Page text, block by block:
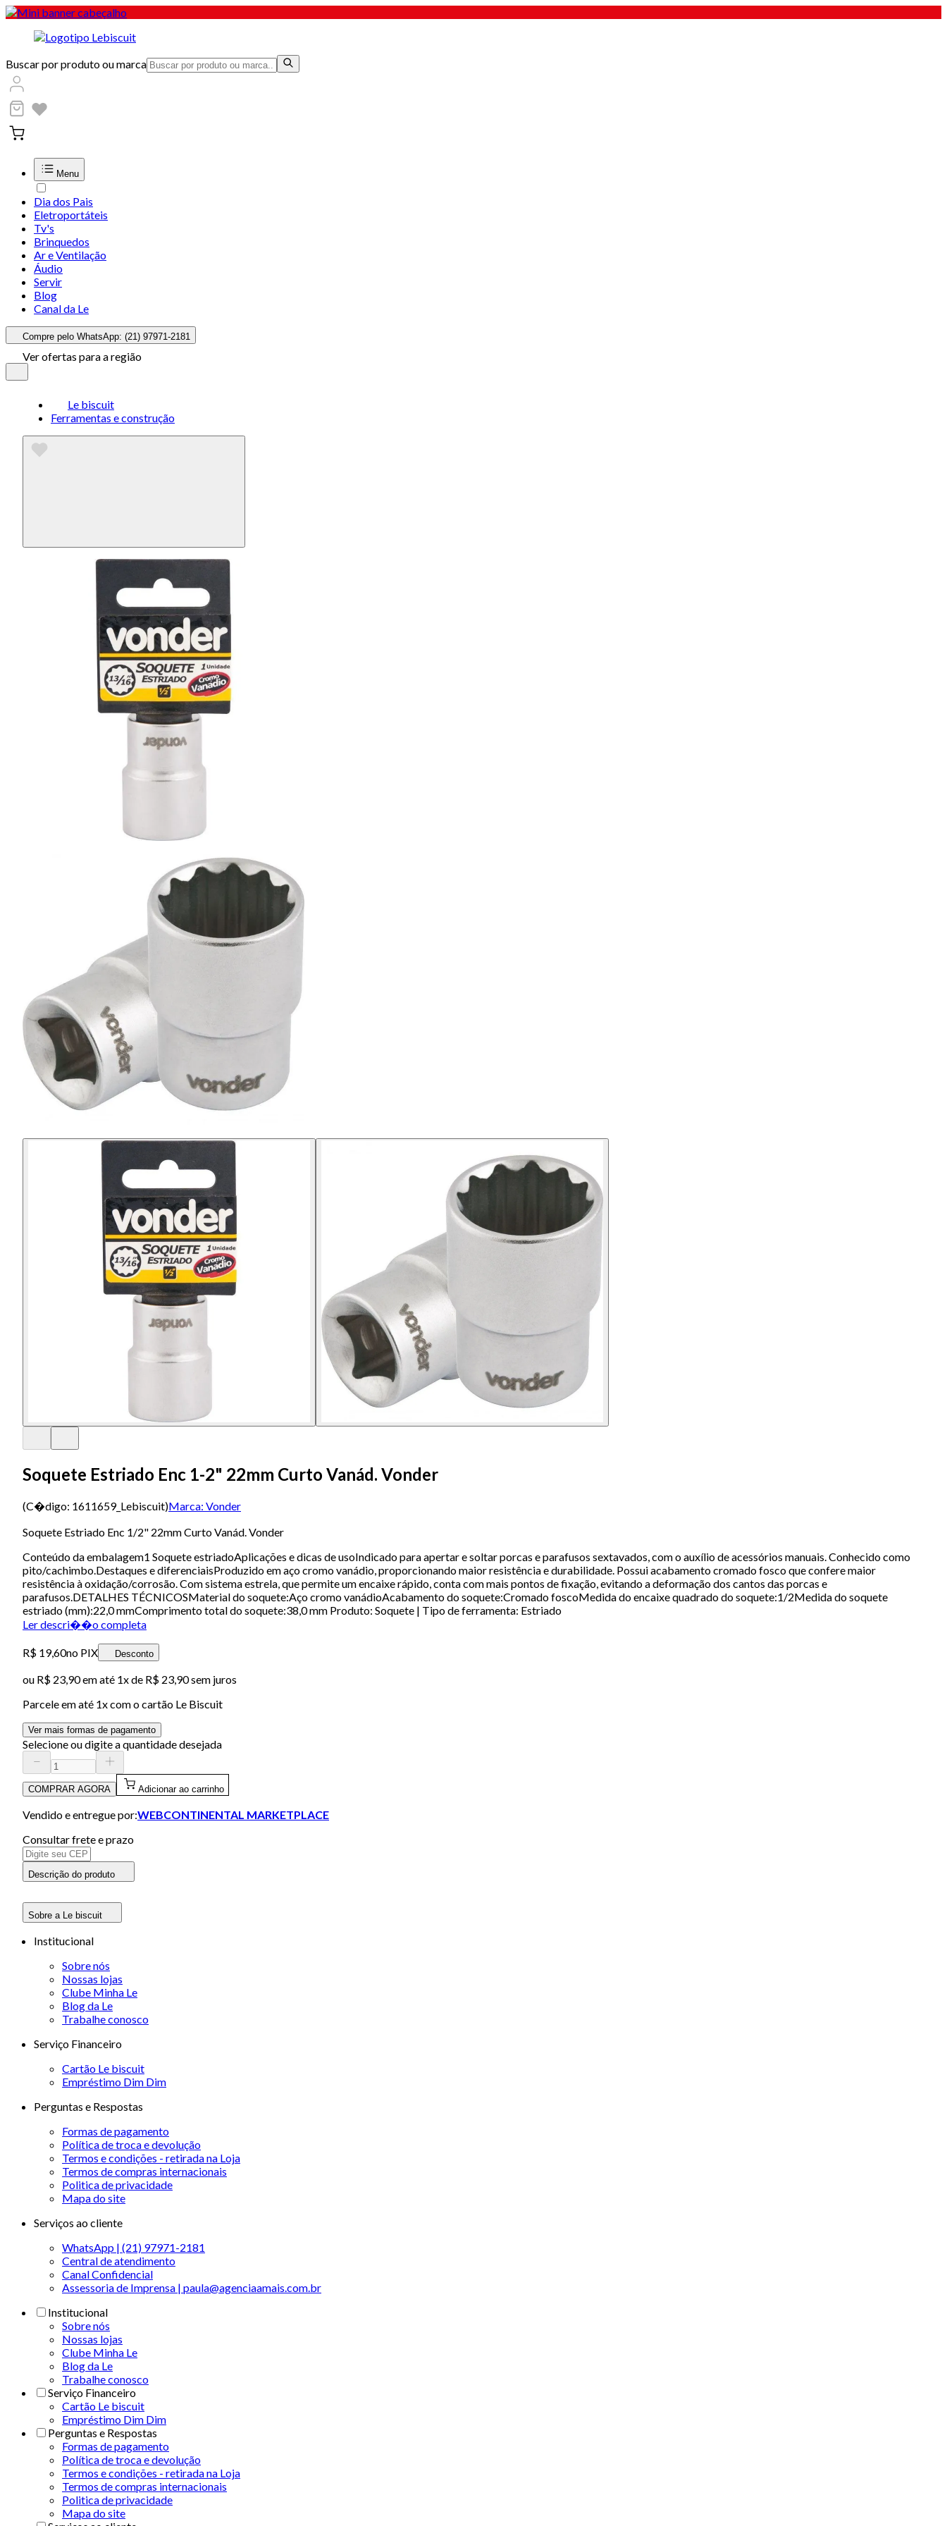
Buscar por produto ou marca
Menu
Dia dos Pais
Eletroportáteis
Tv's
Brinquedos
Ar e Ventilação
Áudio
Servir
Blog
Canal da Le
Compre pelo WhatsApp: (21) 97971-2181
Ver ofertas para a região
Le biscuit
Ferramentas e construção
Soquete Estriado Enc 1-2" 22mm Curto Vanád. Vonder
(C�digo: 1611659_Lebiscuit)Marca: Vonder
Soquete Estriado Enc 1/2" 22mm Curto Vanád. Vonder
Conteúdo da embalagem1 Soquete estriadoAplicações e dicas de usoIndicado para apertar e soltar porcas e parafusos sextavados, com o auxílio de acessórios manuais. Conhecido como
pito/cachimbo.Destaques e diferenciaisProduzido em aço cromo vanádio, proporcionando maior resistência e durabilidade. Possui acabamento cromado fosco que confere maior
resistência à oxidação/corrosão. Com sistema estrela, que permite um encaixe rápido, conta com mais pontos de fixação, evitando a deformação dos cantos das porcas e
parafusos.DETALHES TÉCNICOSMaterial do soquete:Aço cromo vanádioAcabamento do soquete:Cromado foscoMedida do encaixe quadrado do soquete:1/2Medida do soquete
estriado (mm):22,0 mmComprimento total do soquete:38,0 mm Produto: Soquete | Tipo de ferramenta: Estriado
Ler descri��o completa
R$ 19,60no PIX Desconto
ou R$ 23,90em até 1x de R$ 23,90sem juros
Parcele em até 1x com o cartão Le Biscuit
Ver mais formas de pagamento
Selecione ou digite a quantidade desejada
COMPRAR AGORA Adicionar ao carrinho
Vendido e entregue por:WEBCONTINENTAL MARKETPLACE
Consultar frete e prazo
Descrição do produto
Sobre a Le biscuit
Institucional
Sobre nós
Nossas lojas
Clube Minha Le
Blog da Le
Trabalhe conosco
Serviço Financeiro
Cartão Le biscuit
Empréstimo Dim Dim
Perguntas e Respostas
Formas de pagamento
Política de troca e devolução
Termos e condições - retirada na Loja
Termos de compras internacionais
Politica de privacidade
Mapa do site
Serviços ao cliente
WhatsApp | (21) 97971-2181
Central de atendimento
Canal Confidencial
Assessoria de Imprensa | paula@agenciaamais.com.br
Institucional
Sobre nós
Nossas lojas
Clube Minha Le
Blog da Le
Trabalhe conosco
Serviço Financeiro
Cartão Le biscuit
Empréstimo Dim Dim
Perguntas e Respostas
Formas de pagamento
Política de troca e devolução
Termos e condições - retirada na Loja
Termos de compras internacionais
Politica de privacidade
Mapa do site